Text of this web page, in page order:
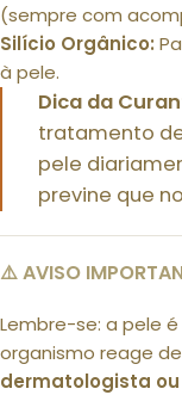
(sempre com
Silício Orgânico:
à pele.
Dica da
tratamento
pele
previne que
⚠️ AVISO
Lembre-se: a pele
organismo reage
dermatologista